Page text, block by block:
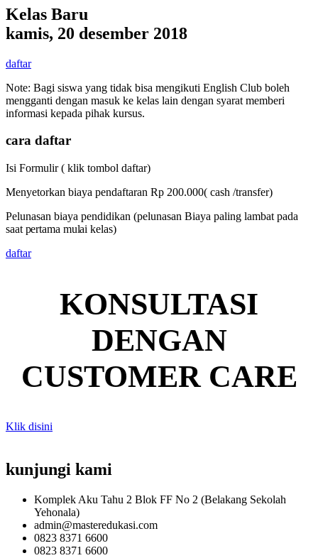
Kelas Baru
kamis, 20 desember 2018
daftar
Note: Bagi siswa yang tidak bisa mengikuti English Club boleh
mengganti dengan masuk ke kelas lain dengan syarat memberi
informasi kepada pihak kursus.
cara daftar
Isi Formulir ( klik tombol daftar)
Menyetorkan biaya pendaftaran Rp 200.000( cash /transfer)
Pelunasan biaya pendidikan (pelunasan Biaya paling lambat pada
saatpertama mulai kelas)
daftar
KONSULTASI
DENGAN
CUSTOMER CARE
Klik disini
kunjungi kami
Komplek Aku Tahu 2 Blok FF No 2 (Belakang Sekolah
Yehonala)
admin@masteredukasi.com
0823 8371 6600
0823 8371 6600